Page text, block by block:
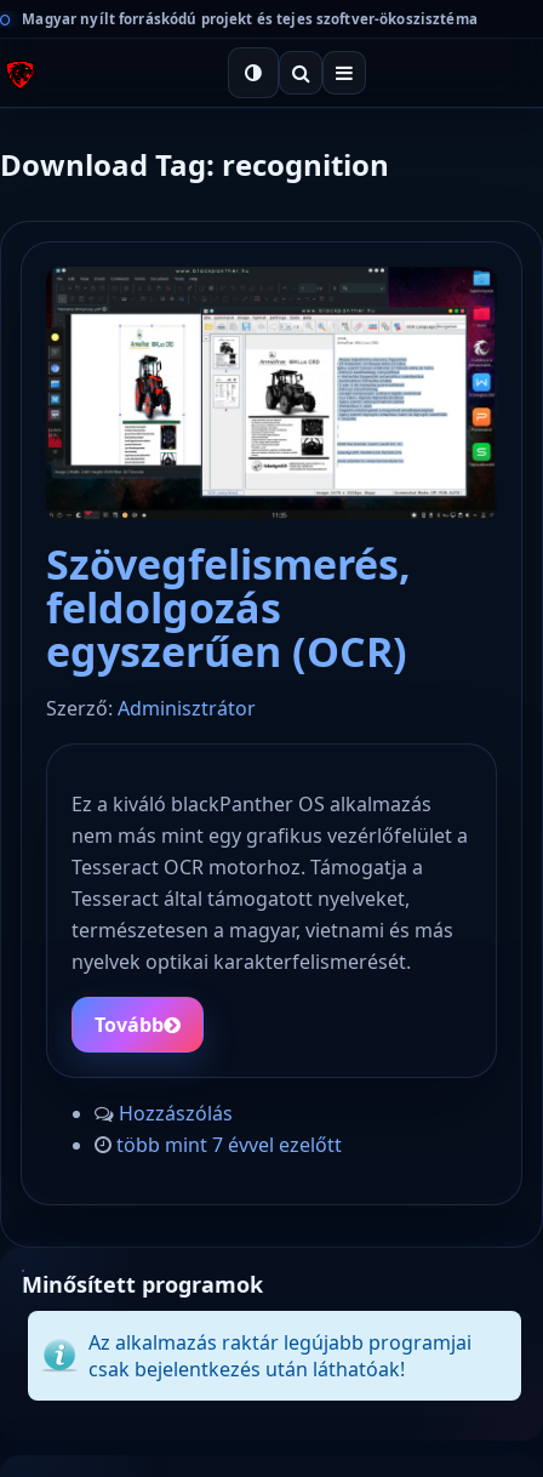
Magyar nyílt forráskódú projekt és tejes szoftver-ökoszisztéma
Download Tag: recognition
Szövegfelismerés,
feldolgozás
egyszerűen (OCR)
Szerző: Adminisztrátor
Ez a kiváló blackPanther OS alkalmazás
nem más mint egy grafikus vezérlőfelület a
Tesseract OCR motorhoz. Támogatja a
Tesseract által támogatott nyelveket,
természetesen a magyar, vietnami és más
nyelvek optikai karakterfelismerését.
Tovább
Hozzászólás
több mint 7 évvel ezelőtt
Minősített programok
Az alkalmazás raktár legújabb programjai
csak bejelentkezés után láthatóak!